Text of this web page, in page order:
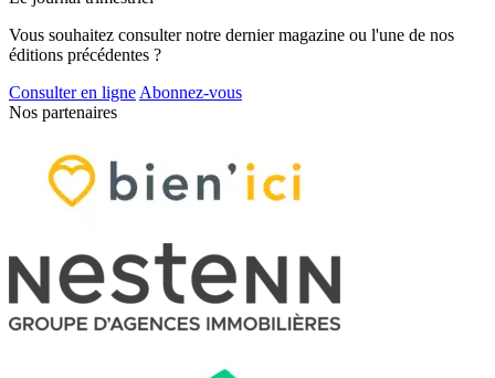
Vous souhaitez consulter notre dernier magazine ou l'une de nos
éditions précédentes ?
Consulter en ligne Abonnez-vous
Nos partenaires